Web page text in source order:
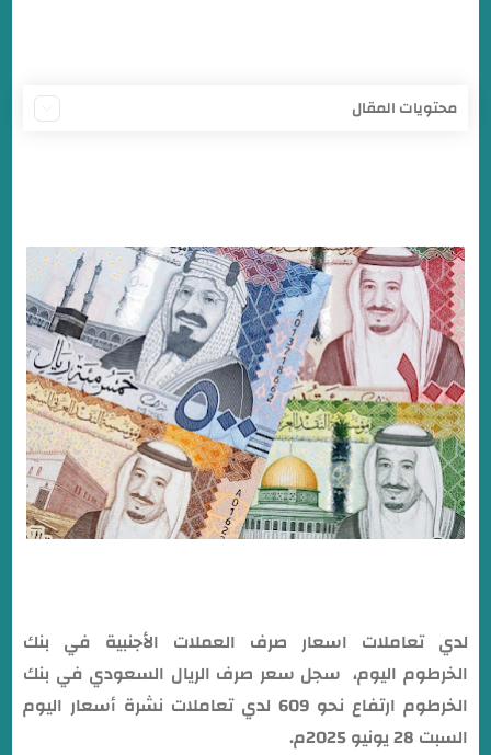
محتويات المقال
لدي تعاملات اسعار صرف العملات الأجنبية في بنك
الخرطوم اليوم، سجل سعر صرف الريال السعودي في بنك
الخرطوم ارتفاع نحو 609 لدي تعاملات نشرة أسعار اليوم
السبت 28 يونيو 2025م.